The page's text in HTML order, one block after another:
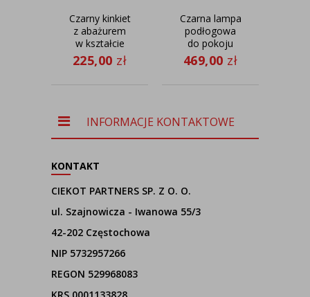
Czarny kinkiet
z abażurem
w kształcie
prostokąta
MALAGA
225,00 zł
Czarna lampa
podłogowa
do pokoju
dziecka
FLORENCJA z
469,00 zł
INFORMACJE KONTAKTOWE
KONTAKT
CIEKOT PARTNERS SP. Z O. O.
ul. Szajnowicza - Iwanowa 55/3
42-202 Częstochowa
NIP 5732957266
REGON 529968083